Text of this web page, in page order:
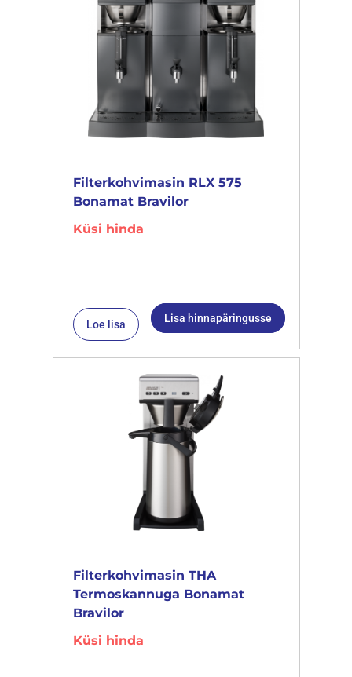
Filterkohvimasin RLX 575
Bonamat Bravilor
Küsi hinda
Loe lisa Lisa hinnapäringusse
Filterkohvimasin THA
Termoskannuga Bonamat
Bravilor
Küsi hinda